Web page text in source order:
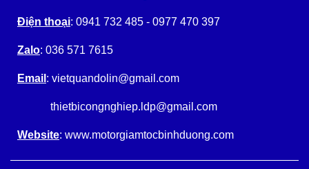
Điện thoại: 0941 732 485 - 0977 470 397
Zalo: 036 571 7615
Email : vietquandolin@gmail.com
thietbicongnghiep.ldp@gmail.com
Website: www.motorgiamtocbinhduong.com